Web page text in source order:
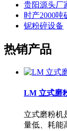
贵阳源头厂
时产2000吨
铌粉碎设备
热销产品
LM 立式磨
立式磨粉机
量低、耗能